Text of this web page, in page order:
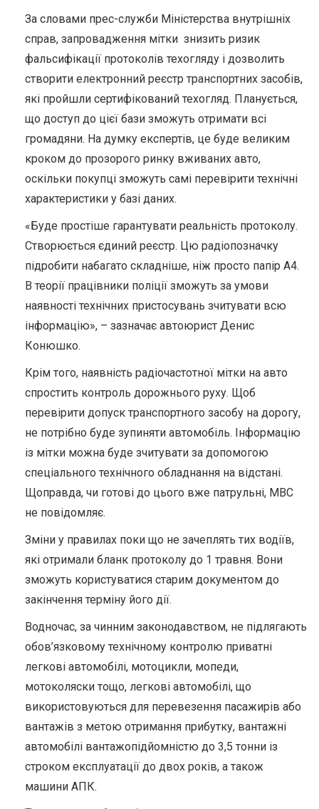
За словами прес-служби Міністерства внутрішніх
справ, запровадження мітки знизить ризик
фальсифікації протоколів техогляду і дозволить
створити електронний реєстр транспортних засобів,
які пройшли сертифікований техогляд. Планується,
що доступ до цієї бази зможуть отримати всі
громадяни. На думку експертів, це буде великим
кроком до прозорого ринку вживаних авто,
оскільки покупці зможуть самі перевірити технічні
характеристики у базі даних.
«Буде простіше гарантувати реальність протоколу.
Створюється єдиний реєстр. Цю радіопозначку
підробити набагато складніше, ніж просто папір А4.
В теорії працівники поліції зможуть за умови
наявності технічних пристосувань зчитувати всю
інформацію», – зазначає автоюрист Денис
Конюшко.
Крім того, наявність радіочастотної мітки на авто
спростить контроль дорожнього руху. Щоб
перевірити допуск транспортного засобу на дорогу,
не потрібно буде зупиняти автомобіль. Інформацію
із мітки можна буде зчитувати за допомогою
спеціального технічного обладнання на відстані.
Щоправда, чи готові до цього вже патрульні, МВС
не повідомляє.
Зміни у правилах поки що не зачеплять тих водіїв,
які отримали бланк протоколу до 1 травня. Вони
зможуть користуватися старим документом до
закінчення терміну його дії.
Водночас, за чинним законодавством, не підлягають
обов’язковому технічному контролю приватні
легкові автомобілі, мотоцикли, мопеди,
мотоколяски тощо, легкові автомобілі, що
використовуються для перевезення пасажирів або
вантажів з метою отримання прибутку, вантажні
автомобілі вантажопідйомністю до 3,5 тонни із
строком експлуатації до двох років, а також
машини АПК.